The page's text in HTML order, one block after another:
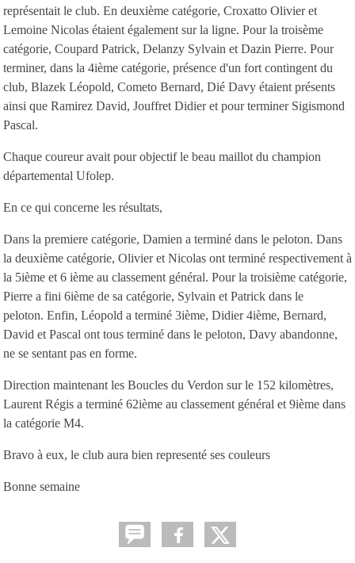
représentait le club. En deuxième catégorie, Croxatto Olivier et
Lemoine Nicolas étaient également sur la ligne. Pour la troisème
catégorie, Coupard Patrick, Delanzy Sylvain et Dazin Pierre. Pour
terminer, dans la 4ième catégorie, présence d'un fort contingent du
club, Blazek Léopold, Cometo Bernard, Dié Davy étaient présents
ainsi que Ramirez David, Jouffret Didier et pour terminer Sigismond
Pascal.
Chaque coureur avait pour objectif le beau maillot du champion
départemental Ufolep.
En ce qui concerne les résultats,
Dans la premiere catégorie, Damien a terminé dans le peloton. Dans
la deuxième catégorie, Olivier et Nicolas ont terminé respectivement à
la 5ième et 6 ième au classement général. Pour la troisième catégorie,
Pierre a fini 6ième de sa catégorie, Sylvain et Patrick dans le
peloton. Enfin, Léopold a terminé 3ième, Didier 4ième, Bernard,
David et Pascal ont tous terminé dans le peloton, Davy abandonne,
ne se sentant pas en forme.
Direction maintenant les Boucles du Verdon sur le 152 kilomètres,
Laurent Régis a terminé 62ième au classement général et 9ième dans
la catégorie M4.
Bravo à eux, le club aura bien representé ses couleurs
Bonne semaine